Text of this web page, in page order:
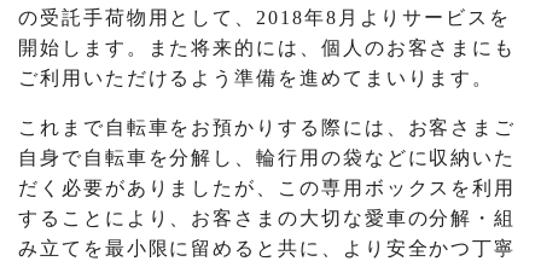
の受託手荷物用として、2018年8月よりサービスを
開始します。また将来的には、個人のお客さまにも
ご利用いただけるよう準備を進めてまいります。
これまで自転車をお預かりする際には、お客さまご
自身で自転車を分解し、輪行用の袋などに収納いた
だく必要がありましたが、この専用ボックスを利用
することにより、お客さまの大切な愛車の分解・組
み立てを最小限に留めると共に、より安全かつ丁寧